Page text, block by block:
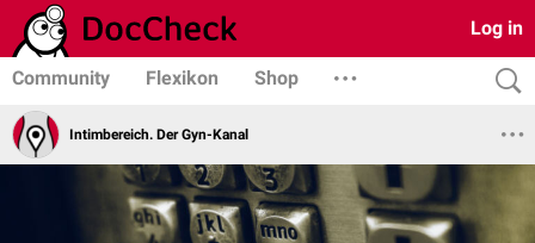
Log in
Community Flexikon Shop
Intimbereich. Der Gyn-Kanal